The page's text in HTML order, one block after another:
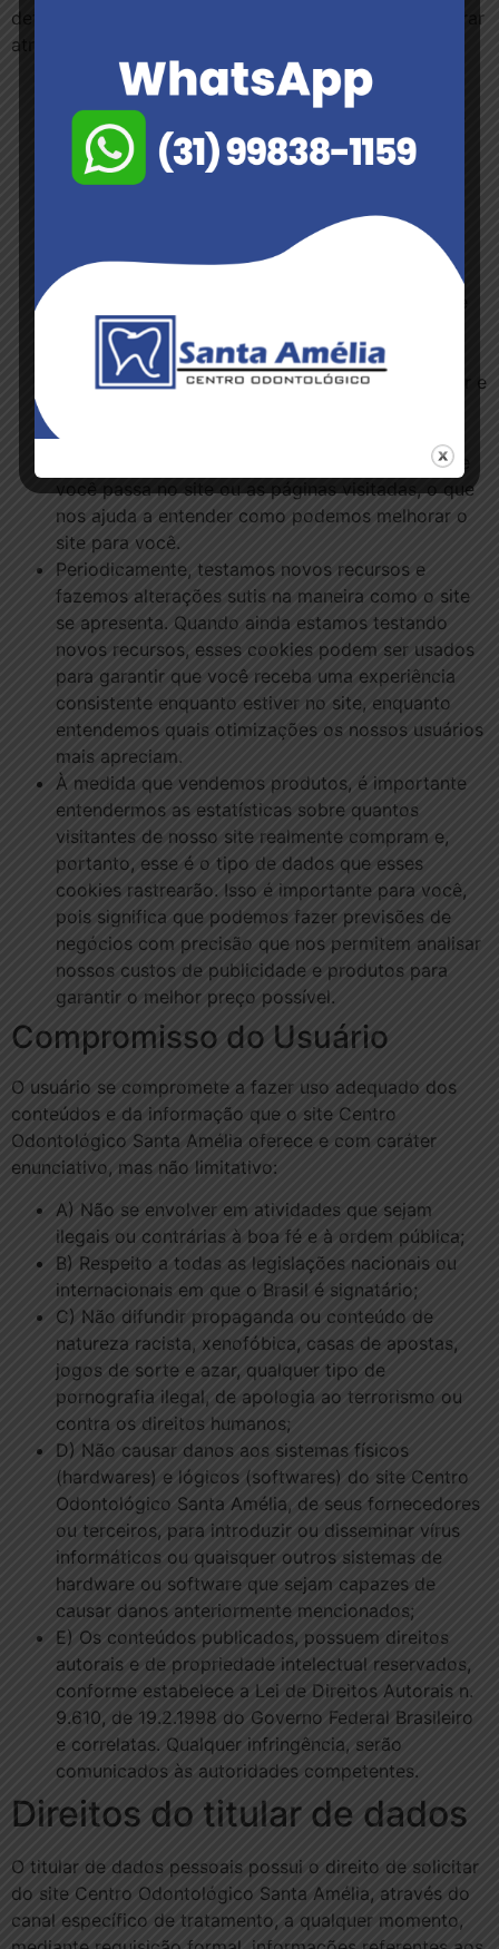
detalha quais cookies de terceiros você pode encontrar
através deste site.
Este site usa o Google Analytics, que é uma das
soluções de análise mais difundidas e confiáveis ​​
da Web, para nos ajudar a entender como você
usa o site e como podemos melhorar sua
como quanto tempo você gasta no site e as
páginas visitadas, para que possamos continuar
produzindo conteúdo atraente.
Analytics, consulte a página oficial do Google
Analytics.
As análises de terceiros são usadas para rastrear e
continuar produzindo conteúdo atrativo. Esses
cookies podem rastrear itens como o tempo que
você passa no site ou as páginas visitadas, o que
nos ajuda a entender como podemos melhorar o
site para você.
Periodicamente, testamos novos recursos e
fazemos alterações sutis na maneira como o site
se apresenta. Quando ainda estamos testando
novos recursos, esses cookies podem ser usados ​​
para garantir que você receba uma experiência
consistente enquanto estiver no site, enquanto
entendemos quais otimizações os nossos usuários
mais apreciam.
À medida que vendemos produtos, é importante
entendermos as estatísticas sobre quantos
visitantes de nosso site realmente compram e,
portanto, esse é o tipo de dados que esses
cookies rastrearão. Isso é importante para você,
pois significa que podemos fazer previsões de
negócios com precisão que nos permitem analisar
nossos custos de publicidade e produtos para
garantir o melhor preço possível.
Compromisso do Usuário
O usuário se compromete a fazer uso adequado dos
conteúdos e da informação que o site Centro
Odontológico Santa Amélia oferece e com caráter
enunciativo, mas não limitativo:
A) Não se envolver em atividades que sejam
ilegais ou contrárias à boa fé e à ordem pública;
B) Respeito a todas as legislações nacionais ou
internacionais em que o Brasil é signatário;
C) Não difundir propaganda ou conteúdo de
natureza racista, xenofóbica, casas de apostas,
jogos de sorte e azar, qualquer tipo de
pornografia ilegal, de apologia ao terrorismo ou
contra os direitos humanos;
D) Não causar danos aos sistemas físicos
(hardwares) e lógicos (softwares) do site Centro
Odontológico Santa Amélia, de seus fornecedores
ou terceiros, para introduzir ou disseminar vírus
informáticos ou quaisquer outros sistemas de
hardware ou software que sejam capazes de
causar danos anteriormente mencionados;
E) Os conteúdos publicados, possuem direitos
autorais e de propriedade intelectual reservados,
conforme estabelece a Lei de Direitos Autorais n.
9.610, de 19.2.1998 do Governo Federal Brasileiro
e correlatas. Qualquer infringência, serão
comunicados às autoridades competentes.
Direitos do titular de dados
O titular de dados pessoais possui o direito de solicitar
do site Centro Odontológico Santa Amélia, através do
canal específico de tratamento, a qualquer momento,